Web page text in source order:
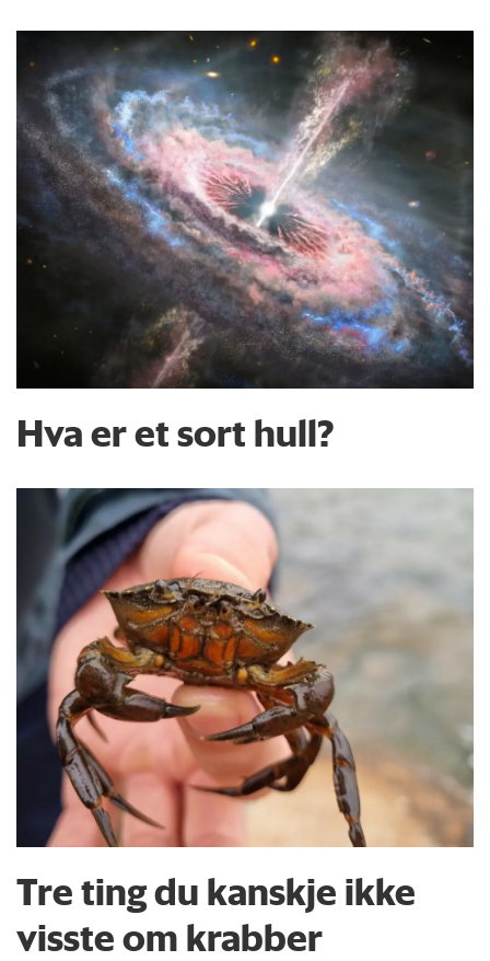
Hva er et sort hull?
Tre ting du kanskje ikke
visste om krabber